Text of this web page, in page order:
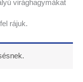
virághagymákat
rájuk.